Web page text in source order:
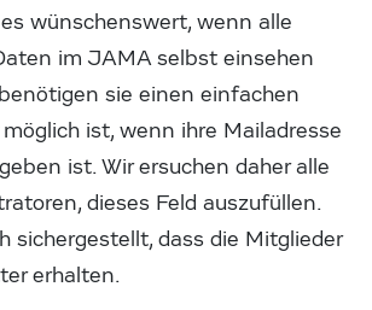
wünschenswert, wenn alle
im JAMA selbst einsehen
sie einen einfachen
ist, wenn ihre Mailadresse
ist. Wir ersuchen daher alle
dieses Feld auszufüllen.
sichergestellt, dass die Mitglieder
erhalten.